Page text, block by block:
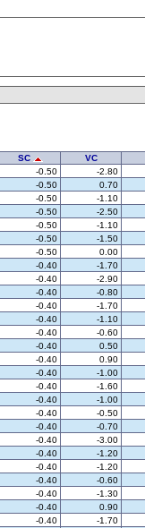
SC VC
-0.50 -2.80
-0.50 0.70
-0.50 -1.10
-0.50 -2.50
-0.50 -1.10
-0.50 -1.50
-0.50 0.00
-0.40 -1.70
-0.40 -2.90
-0.40 -0.80
-0.40 -1.70
-0.40 -1.10
-0.40 -0.60
-0.40 0.50
-0.40 0.90
-0.40 -1.00
-0.40 -1.60
-0.40 -1.00
-0.40 -0.50
-0.40 -0.70
-0.40 -3.00
-0.40 -1.20
-0.40 -1.20
-0.40 -0.60
-0.40 -1.30
-0.40 0.90
-0.40 -1.70